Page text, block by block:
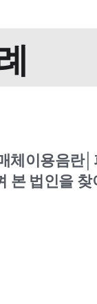
체이용음란
본 법인을 찾